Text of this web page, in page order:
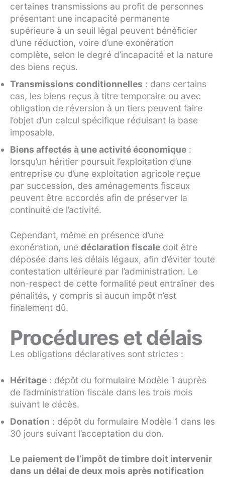
certaines transmissions au profit de personnes
présentant une incapacité permanente
supérieure à un seuil légal peuvent bénéficier
d’une réduction, voire d’une exonération
complète, selon le degré d’incapacité et la nature
des biens reçus.
Transmissions conditionnelles : dans certains
cas, les biens reçus à titre temporaire ou avec
obligation de réversion à un tiers peuvent faire
l’objet d’un calcul spécifique réduisant la base
imposable.
Biens affectés à une activité économique :
lorsqu’un héritier poursuit l’exploitation d’une
entreprise ou d’une exploitation agricole reçue
par succession, des aménagements fiscaux
peuvent être accordés afin de préserver la
continuité de l’activité.
Cependant, même en présence d’une
exonération, une déclaration fiscale doit être
déposée dans les délais légaux, afin d’éviter toute
contestation ultérieure par l’administration. Le
non-respect de cette formalité peut entraîner des
pénalités, y compris si aucun impôt n’est
finalement dû.
Procédures et délais
Les obligations déclaratives sont strictes :
Héritage : dépôt du formulaire Modèle 1 auprès
de l’administration fiscale dans les trois mois
suivant le décès.
Donation : dépôt du formulaire Modèle 1 dans les
30 jours suivant l’acceptation du don.
Le paiement de l’impôt de timbre doit intervenir
dans un délai de deux mois après notification